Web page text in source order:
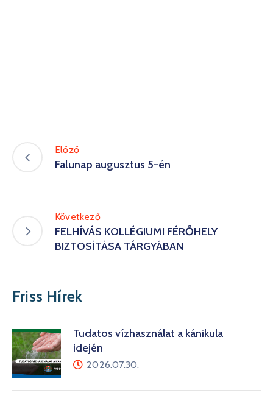
Előző
Falunap augusztus 5-én
Következő
FELHÍVÁS KOLLÉGIUMI FÉRŐHELY
BIZTOSÍTÁSA TÁRGYÁBAN
Friss Hírek
Tudatos vízhasználat a kánikula
idején
2026.07.30.